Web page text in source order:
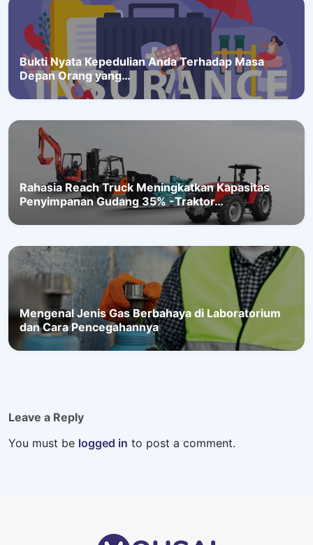
Bukti Nyata Kepedulian Anda Terhadap Masa
Depan Orang yang…
Rahasia Reach Truck Meningkatkan Kapasitas
Penyimpanan Gudang 35% -Traktor…
Mengenal Jenis Gas Berbahaya di Laboratorium
dan Cara Pencegahannya
Leave a Reply
You must be logged in to post a comment.